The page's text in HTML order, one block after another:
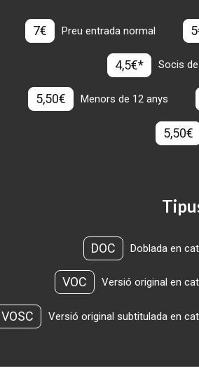
7€ Preu entrada normal
4,5€* Socis
5,50€ Menors de 12 anys
5,50€
DOC Doblada en
VOC Versió original en
VOSC Versió original subtitulada en